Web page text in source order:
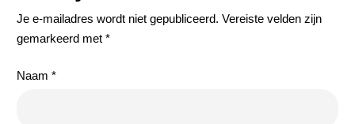
Je e-mailadres wordt niet gepubliceerd. Vereiste velden zijn
gemarkeerd met*
Naam*